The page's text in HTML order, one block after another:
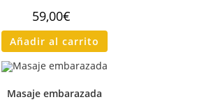
59,00€
Añadir al carrito
Masaje embarazada